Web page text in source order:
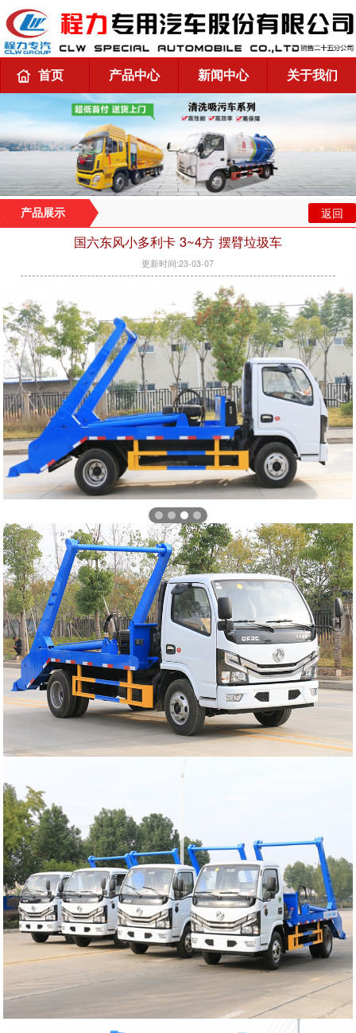
首页 产品中心 新闻中心 关于我们
产品展示 返回
国六东风小多利卡 3~4方 摆臂垃圾车
更新时间:23-03-07